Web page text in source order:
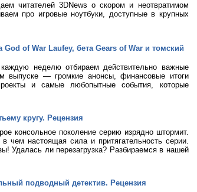
читателей 3DNews о скором и неотвратимом
про игровые ноутбуки, доступные в крупных
of War Laufey, бета Gears of War и томский
неделю отбираем действительно важные
выпуске — громкие анонсы, финансовые итоги
и самые любопытные события, которые
кругу. Рецензия
консольное поколение серию изрядно штормит.
чем настоящая сила и притягательность серии.
Удалась ли перезагрузка? Разбираемся в нашей
подводный детектив. Рецензия